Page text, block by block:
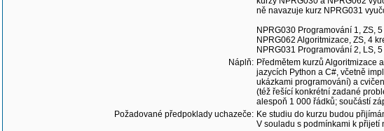
ně navazuje kurz NPRG031
NPRG030 Programování 1, ZS,
NPRG062 Algoritmizace, ZS, 4
NPRG031 Programování 2, LS,
Náplň: Předmětem kurzů Algoritmizace
jazycích Python a C#, včetně
ukázkami programování) a
(též řešící konkrétní zadané
alespoň 1 000 řádků; součástí
Požadované předpoklady uchazeče: Ke studiu do kurzu budou
V souladu s podmínkami k přijetí